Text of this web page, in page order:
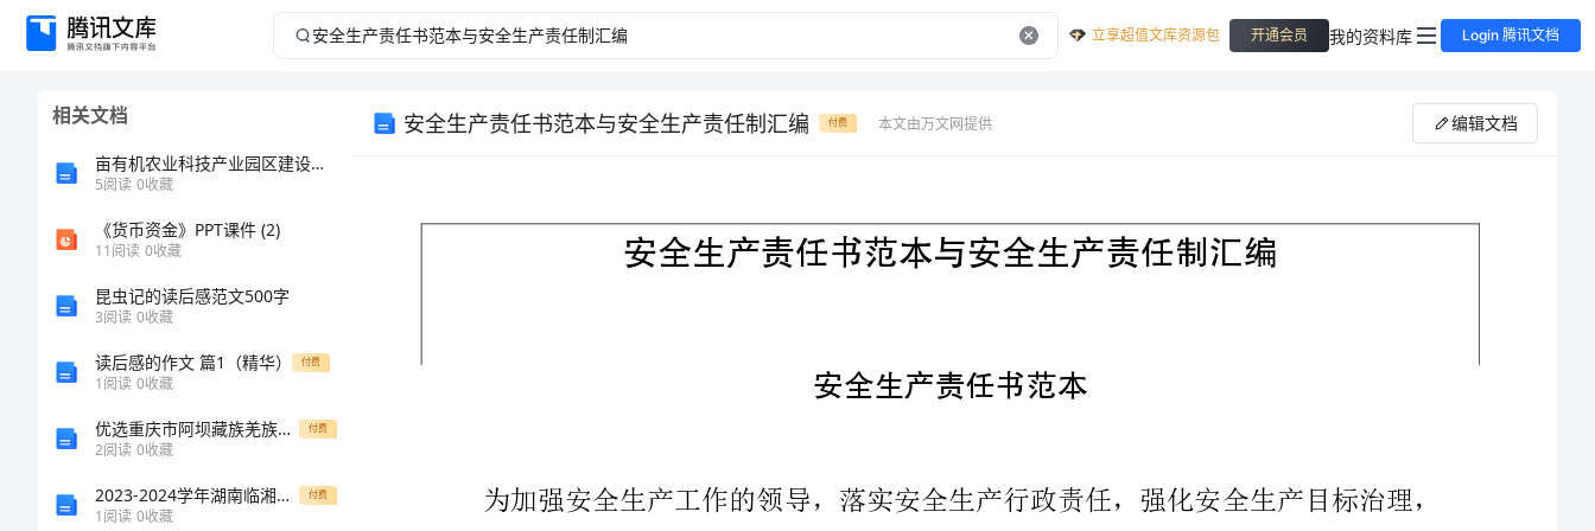
安
立享超值文库资源包 开通会员 我的资料库 Login 腾讯文档
相关文档
亩有机农业科技产业园区建设项目建议书
5阅读 0收藏
《货币资金》PPT课件 (2)
11阅读 0收藏
昆虫记的读后感范文500字
3阅读 0收藏
读后感的作文 篇1（精华） 付费
1阅读 0收藏
优选重庆市阿坝藏族羌族自治州物业公司物业管理基本工作范围及职责知识竞赛试题真题A4版打印 付费
2阅读 0收藏
2023-2024学年湖南临湘市第二中学物理八年级下册从粒子到宇宙专题练习试题（含解析） 付费
1阅读 0收藏
安全生产责任书范本与安全生产责任制汇编 付费 本文由万文网提供 编辑文档